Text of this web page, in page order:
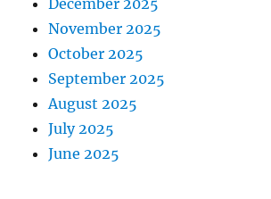
December 2025
November 2025
October 2025
September 2025
August 2025
July 2025
June 2025